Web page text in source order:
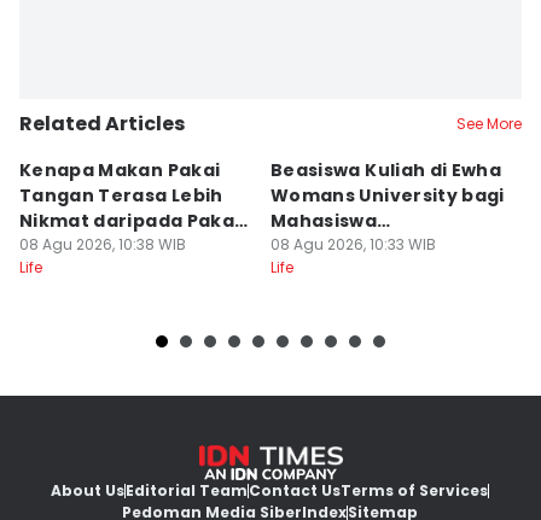
Related Articles See More
Kenapa Makan Pakai
Tangan Terasa Lebih
Nikmat daripada Pakai
Sendok?
08 Agu 2026, 10:38 WIB
Life
Beasiswa Kuliah di Ewha
Womans University bagi
Mahasiswa
Internasional
08 Agu 2026, 10:33 WIB
Life
About UsEditorial TeamContact UsTerms of Services
Pedoman Media SiberIndexSitemap